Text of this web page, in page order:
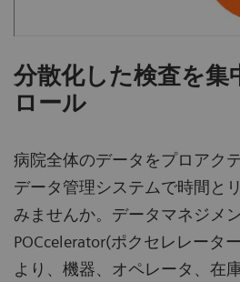
分散化した検査を集
ロール
病院全体のデータをプロアク
データ管理システムで時間と
みませんか。データマネジメ
POCcelerator(ポクセレレータ
より、機器、オペレータ、在